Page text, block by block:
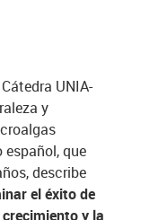
UNIA-
y
que
describe
el éxito de
y la